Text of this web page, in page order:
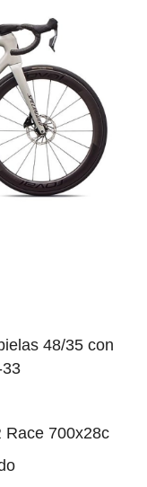
48/35 con
Race 700x28c